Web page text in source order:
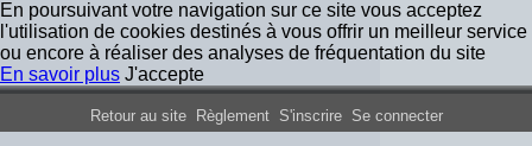
En poursuivant votre navigation sur ce site vous acceptez
l'utilisation de cookies destinés à vous offrir un meilleur service
ou encore à réaliser des analyses de fréquentation du site
En savoir plus J'accepte
Forum Iron Maiden France
Retour au site Règlement S'inscrire Se connecter